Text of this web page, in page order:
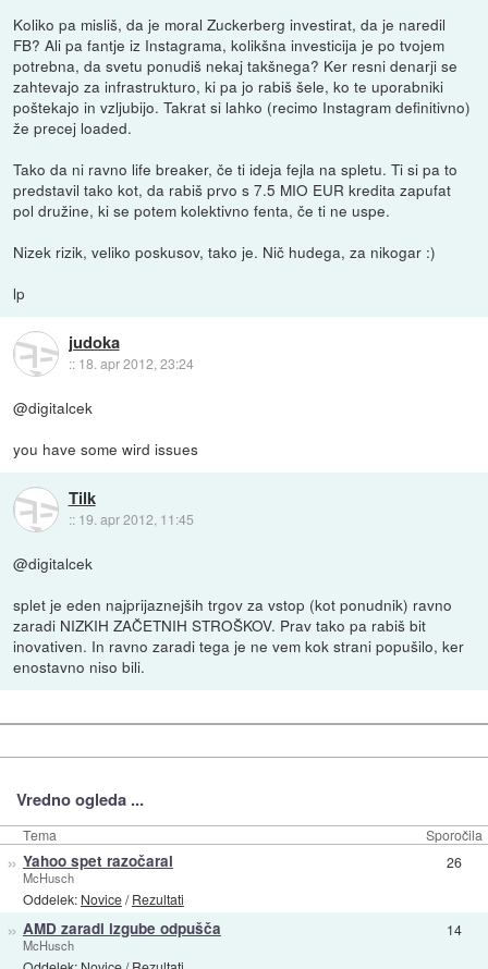
Koliko pa misliš, da je moral Zuckerberg investirat, da je naredil
FB? Ali pa fantje iz Instagrama, kolikšna investicija je po tvojem
potrebna, da svetu ponudiš nekaj takšnega? Ker resni denarji se
zahtevajo za infrastrukturo, ki pa jo rabiš šele, ko te uporabniki
poštekajo in vzljubijo. Takrat si lahko (recimo Instagram definitivno)
že precej loaded.
Tako da ni ravno life breaker, če ti ideja fejla na spletu. Ti si pa to
predstavil tako kot, da rabiš prvo s 7.5 MIO EUR kredita zapufat
pol družine, ki se potem kolektivno fenta, če ti ne uspe.
Nizek rizik, veliko poskusov, tako je. Nič hudega, za nikogar :)
lp
judoka
:: 18. apr 2012, 23:24
@digitalcek
you have some wird issues
Tilk
:: 19. apr 2012, 11:45
@digitalcek
splet je eden najprijaznejših trgov za vstop (kot ponudnik) ravno
zaradi NIZKIH ZAČETNIH STROŠKOV. Prav tako pa rabiš bit
inovativen. In ravno zaradi tega je ne vem kok strani popušilo, ker
enostavno niso bili.
Vredno ogleda ...
Tema Sporočila
» Yahoo spet razočaral
McHusch
Oddelek: Novice/Rezultati
26
» AMD zaradi izgube odpušča
McHusch
14